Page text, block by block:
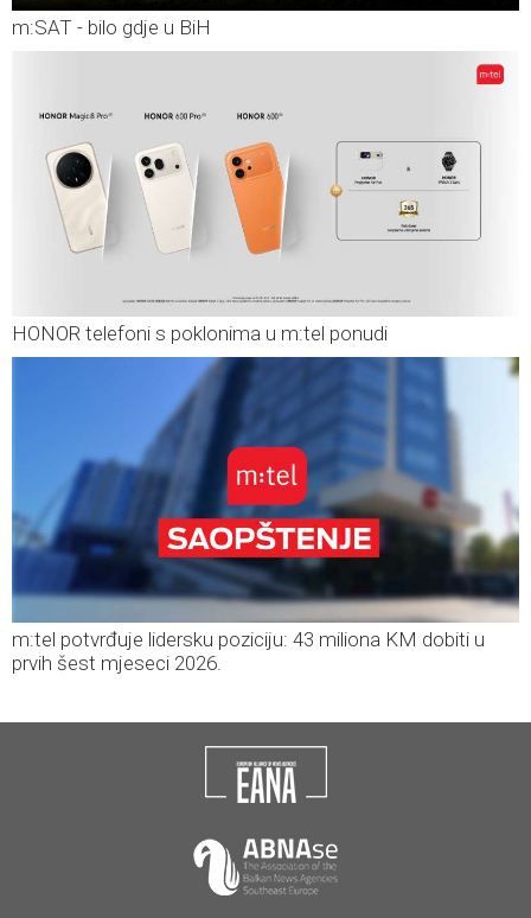
m:SAT - bilo gdje u BiH
HONOR telefoni s poklonima u m:tel ponudi
m:tel potvrđuje lidersku poziciju: 43 miliona KM dobiti u
prvih šest mjeseci 2026.